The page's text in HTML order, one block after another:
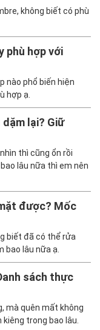
đối tượng phù
không biết có phù
phù hợp với
phổ biến hiện
hợp ạ.
lại? Giữ
thì cũng ổn rồi
lâu nữa thì em nên
được? Mốc
biết đã có thể rửa
bao lâu nữa ạ.